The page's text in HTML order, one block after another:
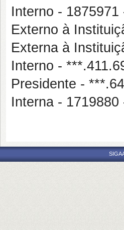
Interno -
Externo à
Externa à
Interno -
Presidente -
Interna -